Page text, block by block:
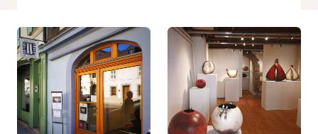
façon dont le
site Web est
utilisé.
Experience
Afin que notre
site Web